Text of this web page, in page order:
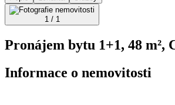
1 / 1
Pronájem bytu 1+1, 48 m²,
Informace o nemovitosti